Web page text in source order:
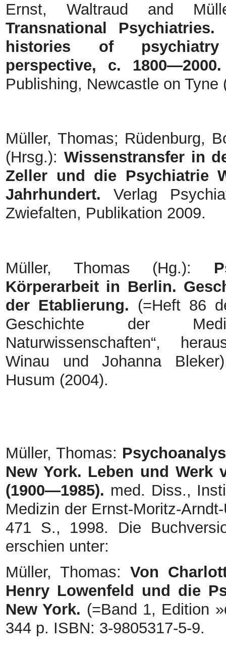
Ernst, Waltraud and
Transnational
histories of
perspective, c. 1800—2000.
Publishing, Newcastle on Tyne
Müller, Thomas; Rüdenburg,
(Hrsg.): Wissenstransfer in
Zeller und die Psychiatrie
Jahrhundert. Verlag
Zwiefalten, Publikation 2009.
Müller, Thomas (Hg.):
Körperarbeit in Berlin.
der Etablierung. (=Heft 86
Geschichte der
Naturwissenschaften“,
Winau und Johanna
Husum (2004).
Müller, Thomas:
New York. Leben und Werk
(1900—1985). med. Diss.,
Medizin der Ernst-Moritz-
471 S., 1998. Die
erschien unter:
Müller, Thomas:Von
Henry Lowenfeld und die
New York. (=Band 1, Edition
344 p. ISBN: 3-9805317-5-9.